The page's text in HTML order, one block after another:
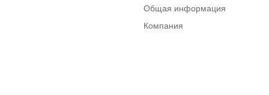
Общая информация
Компания